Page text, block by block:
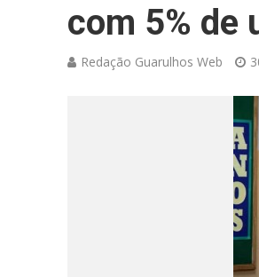
com 5% de
Redação Guarulhos Web